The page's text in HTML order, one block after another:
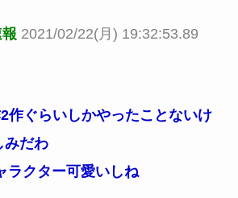
2021/02/22(月) 19:32:53.89
作ぐらいしかやったことないけ
みだわ
ラクター可愛いしね